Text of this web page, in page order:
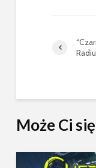
Może Ci